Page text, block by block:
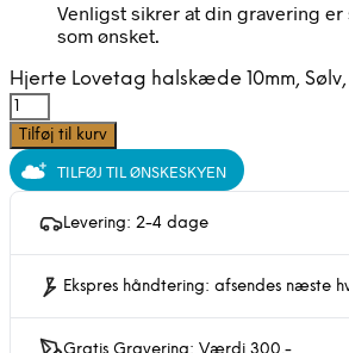
Venligst sikrer at din gravering
som ønsket.
Hjerte Lovetag halskæde 10mm,
Tilføj til kurv
TILFØJ TIL ØNSKESKYEN
Levering: 2-4 dage
Ekspres håndtering: afsendes næste
Gratis Gravering: Værdi 300,-